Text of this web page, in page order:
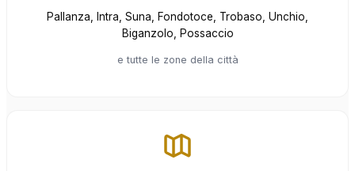
Pallanza, Intra, Suna, Fondotoce, Trobaso, Unchio,
Biganzolo, Possaccio
e tutte le zone della città